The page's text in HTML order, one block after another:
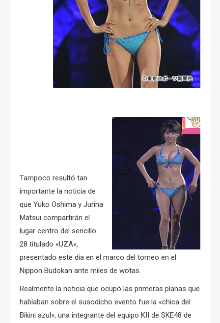
Tampoco resultó tan
importante la noticia de
que Yuko Oshima y Jurina
Matsui compartirán el
lugar centro del sencillo
28 titulado «UZA»,
presentado este día en el marco del torneo en el
Nippon Budokan ante miles de wotas.
Realmente la noticia que ocupó las primeras planas que
hablaban sobre el susodicho evento fue la «chica del
Bikini azul», una integrante del equipo KII de SKE48 de